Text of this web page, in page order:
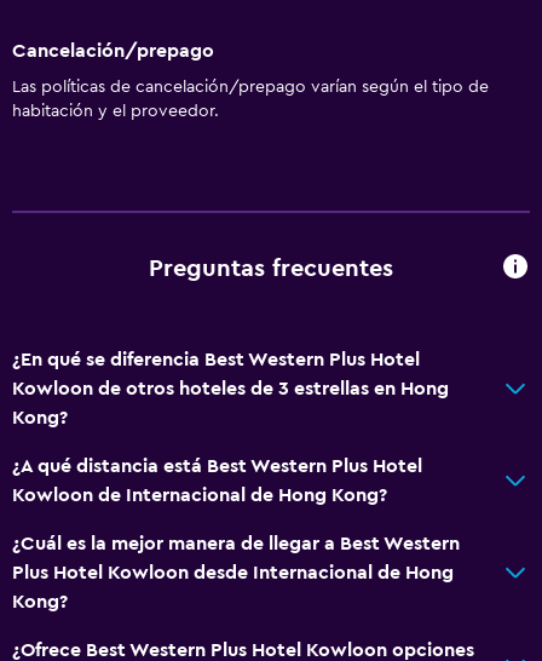
Cancelación/prepago
Las políticas de cancelación/prepago varían según el tipo de
habitación y el proveedor.
Preguntas frecuentes
¿En qué se diferencia Best Western Plus Hotel
Kowloon de otros hoteles de 3 estrellas en Hong
Kong?
¿A qué distancia está Best Western Plus Hotel
Kowloon de Internacional de Hong Kong?
¿Cuál es la mejor manera de llegar a Best Western
Plus Hotel Kowloon desde Internacional de Hong
Kong?
¿Ofrece Best Western Plus Hotel Kowloon opciones